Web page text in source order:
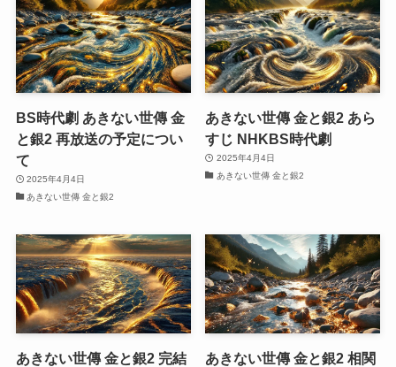
BS時代劇 あきない世傳 金
と銀2 再放送の予定につい
て
2025年4月4日
あきない世傳 金と銀2
あきない世傳 金と銀2 あら
すじ NHKBS時代劇
2025年4月4日
あきない世傳 金と銀2
あきない世傳 金と銀2 完結
あきない世傳 金と銀2 相関